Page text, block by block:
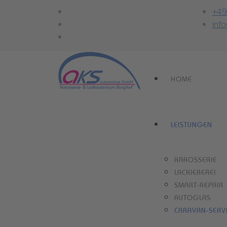
HOME
LEISTUNGEN
KAROSSERIE
LACKIEREREI
SMART-REPAIR
AUTOGLAS
CARAVAN-